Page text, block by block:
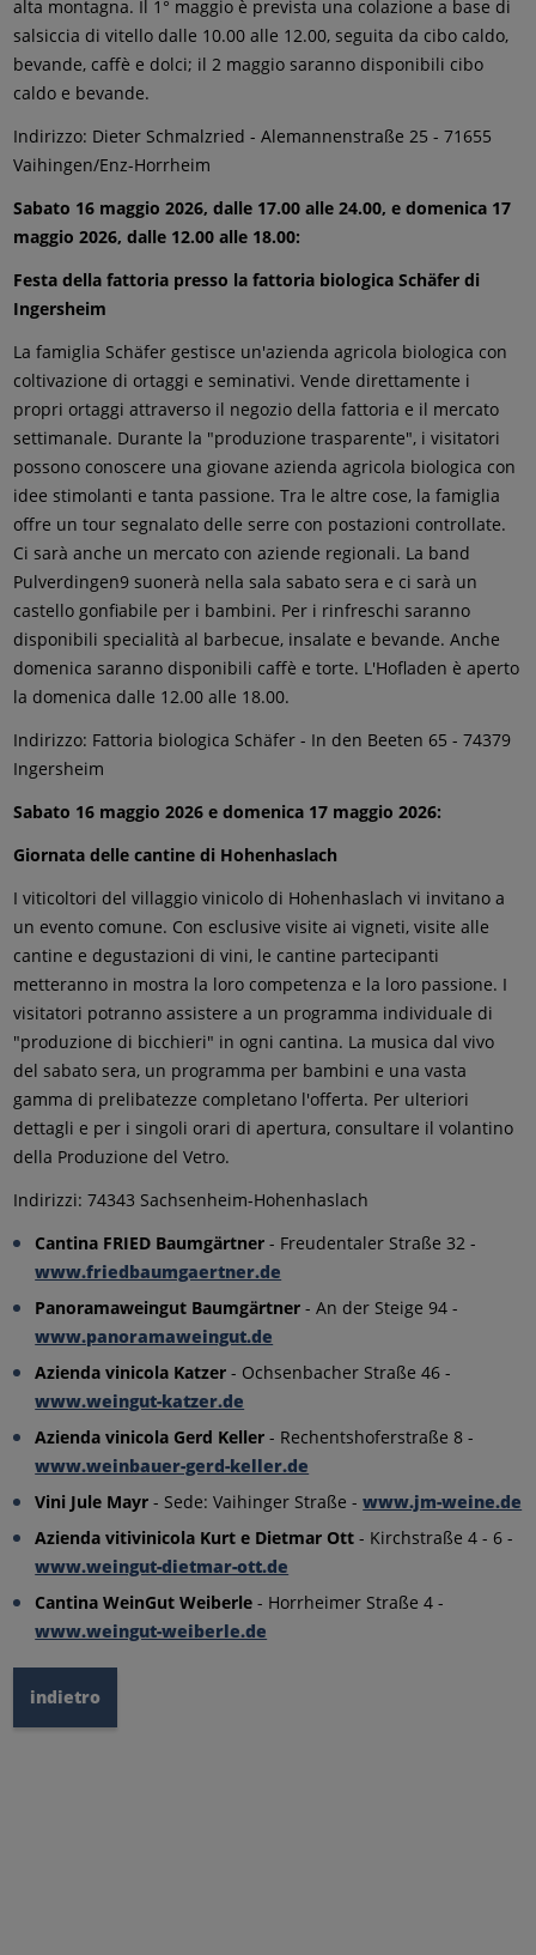
alta montagna. Il 1° maggio è prevista una colazione a base di
salsiccia di vitello dalle 10.00 alle 12.00, seguita da cibo caldo,
bevande, caffè e dolci; il 2 maggio saranno disponibili cibo
caldo e bevande.
Indirizzo: Dieter Schmalzried - Alemannenstraße 25 - 71655
Vaihingen/Enz-Horrheim
Sabato 16 maggio 2026, dalle 17.00 alle 24.00, e domenica 17
maggio 2026, dalle 12.00 alle 18.00:
Festa della fattoria presso la fattoria biologica Schäfer di
Ingersheim
La famiglia Schäfer gestisce un'azienda agricola biologica con
coltivazione di ortaggi e seminativi. Vende direttamente i
propri ortaggi attraverso il negozio della fattoria e il mercato
settimanale. Durante la "produzione trasparente", i visitatori
possono conoscere una giovane azienda agricola biologica con
idee stimolanti e tanta passione. Tra le altre cose, la famiglia
offre un tour segnalato delle serre con postazioni controllate.
Ci sarà anche un mercato con aziende regionali. La band
Pulverdingen9 suonerà nella sala sabato sera e ci sarà un
castello gonfiabile per i bambini. Per i rinfreschi saranno
disponibili specialità al barbecue, insalate e bevande. Anche
domenica saranno disponibili caffè e torte. L'Hoﬂaden è aperto
la domenica dalle 12.00 alle 18.00.
Indirizzo: Fattoria biologica Schäfer - In den Beeten 65 - 74379
Ingersheim
Sabato 16 maggio 2026 e domenica 17 maggio 2026:
Giornata delle cantine di Hohenhaslach
I viticoltori del villaggio vinicolo di Hohenhaslach vi invitano a
un evento comune. Con esclusive visite ai vigneti, visite alle
cantine e degustazioni di vini, le cantine partecipanti
metteranno in mostra la loro competenza e la loro passione. I
visitatori potranno assistere a un programma individuale di
"produzione di bicchieri" in ogni cantina. La musica dal vivo
del sabato sera, un programma per bambini e una vasta
gamma di prelibatezze completano l'offerta. Per ulteriori
dettagli e per i singoli orari di apertura, consultare il volantino
della Produzione del Vetro.
Indirizzi: 74343 Sachsenheim-Hohenhaslach
Cantina FRIED Baumgärtner - Freudentaler Straße 32 -
www.friedbaumgaertner.de
Panoramaweingut Baumgärtner - An der Steige 94 -
www.panoramaweingut.de
Azienda vinicola Katzer - Ochsenbacher Straße 46 -
www.weingut-katzer.de
Azienda vinicola Gerd Keller - Rechentshoferstraße 8 -
www.weinbauer-gerd-keller.de
Vini Jule Mayr - Sede: Vaihinger Straße -www.jm-weine.de
Azienda vitivinicola Kurt e Dietmar Ott - Kirchstraße 4 - 6 -
www.weingut-dietmar-ott.de
Cantina WeinGut Weiberle - Horrheimer Straße 4 -
www.weingut-weiberle.de
indietro